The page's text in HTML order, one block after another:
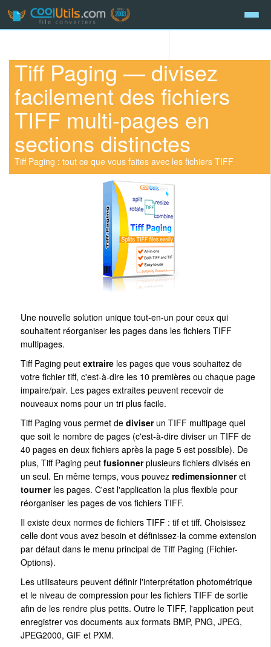
Tiff Paging — divisez
facilement des fichiers
TIFF multi-pages en
sections distinctes
Tiff Paging : tout ce que vous faites avec les fichiers TIFF
Une nouvelle solution unique tout-en-un pour ceux qui
souhaitent réorganiser les pages dans les fichiers TIFF
multipages.
Tiff Paging peutextraire les pages que vous souhaitez de
votre fichier tiff, c'est-à-dire les 10 premières ou chaque page
impaire/pair. Les pages extraites peuvent recevoir de
nouveaux noms pour un tri plus facile.
Tiff Paging vous permet dediviserun TIFF multipage quel
que soit le nombre de pages (c'est-à-dire diviser un TIFF de
40 pages en deux fichiers après la page 5 est possible). De
plus, Tiff Paging peutfusionnerplusieurs fichiers divisés en
un seul. En même temps, vous pouvezredimensionneret
tournerles pages. C'est l'application la plus flexible pour
réorganiser les pages de vos fichiers TIFF.
Il existe deux normes de fichiers TIFF : tif et tiff. Choisissez
celle dont vous avez besoin et définissez-la comme extension
par défaut dans le menu principal de Tiff Paging (Fichier-
Options).
Les utilisateurs peuvent définir l'interprétation photométrique
et le niveau de compression pour les fichiers TIFF de sortie
afin de les rendre plus petits. Outre le TIFF, l'application peut
enregistrer vos documents aux formats BMP, PNG, JPEG,
JPEG2000, GIF et PXM.